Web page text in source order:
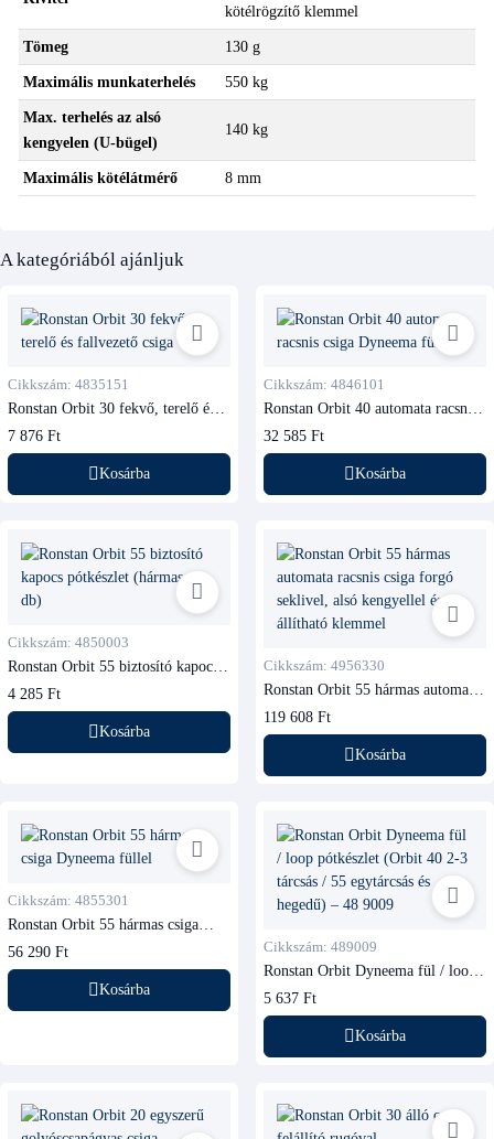
kötélrögzítő klemmel
Tömeg 130 g
Maximális munkaterhelés 550 kg
Max. terhelés az alsó
kengyelen (U-bügel)
140 kg
Maximális kötélátmérő 8 mm
A kategóriából ajánljuk
Cikkszám: 4835151
Ronstan Orbit 30 fekvő, terelő és
7 876 Ft
Kosárba
Cikkszám: 4846101
Ronstan Orbit 40 automata racsnis
32 585 Ft
Kosárba
Cikkszám: 4850003
Ronstan Orbit 55 biztosító kapocs
4 285 Ft
Kosárba
Cikkszám: 4956330
Ronstan Orbit 55 hármas automata
kengyellel és állítható klemmel
119 608 Ft
Kosárba
Cikkszám: 4855301
Ronstan Orbit 55 hármas csiga
56 290 Ft
Kosárba
Cikkszám: 489009
Ronstan Orbit Dyneema fül / loop
55 egytárcsás és hegedű) – 48 9009
5 637 Ft
Kosárba